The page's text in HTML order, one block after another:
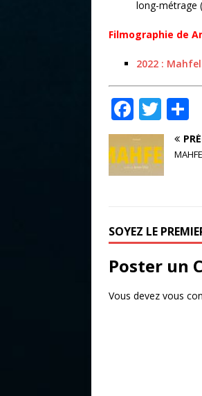
long-métrage
Filmographie de
2022 :
F
a
c
e
o
o
k
T
w
it
te
r
SOYEZ LE
Poster un
Vous devez vous